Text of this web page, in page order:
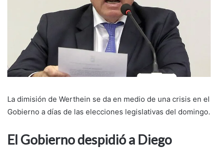
La dimisión de Werthein se da en medio de una crisis en el
Gobierno a días de las elecciones legislativas del domingo.
El Gobierno despidió a Diego